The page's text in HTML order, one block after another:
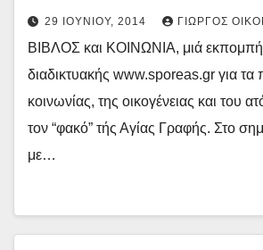
29 ΙΟΥΝΊΟΥ, 2014 ΓΙΏΡΓΟΣ
ΒΙΒΛΟΣ και ΚΟΙΝΩΝΙΑ, μιά εκπομπή
διαδικτυακής www.sporeas.gr για τα
κοινωνίας, της οικογένειας και του
τον “φακό” τής Αγίας Γραφής. Στο
με…